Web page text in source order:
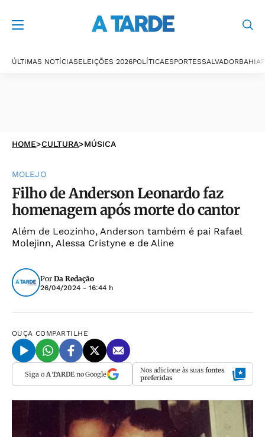
ÚLTIMAS NOTÍCIASELEIÇÕES 2026POLÍTICAESPORTESSALVADORBAHIA
HOME>CULTURA>MÚSICA
MOLEJO
Filho de Anderson Leonardo faz
homenagem após morte do cantor
Além de Leozinho, Anderson também é pai Rafael
Molejinn, Alessa Cristyne e de Aline
Por Da Redação
26/04/2024 - 16:44 h
OUÇA COMPARTILHE
Siga o A TARDEno Google Nos adicione às suas fontes
preferidas